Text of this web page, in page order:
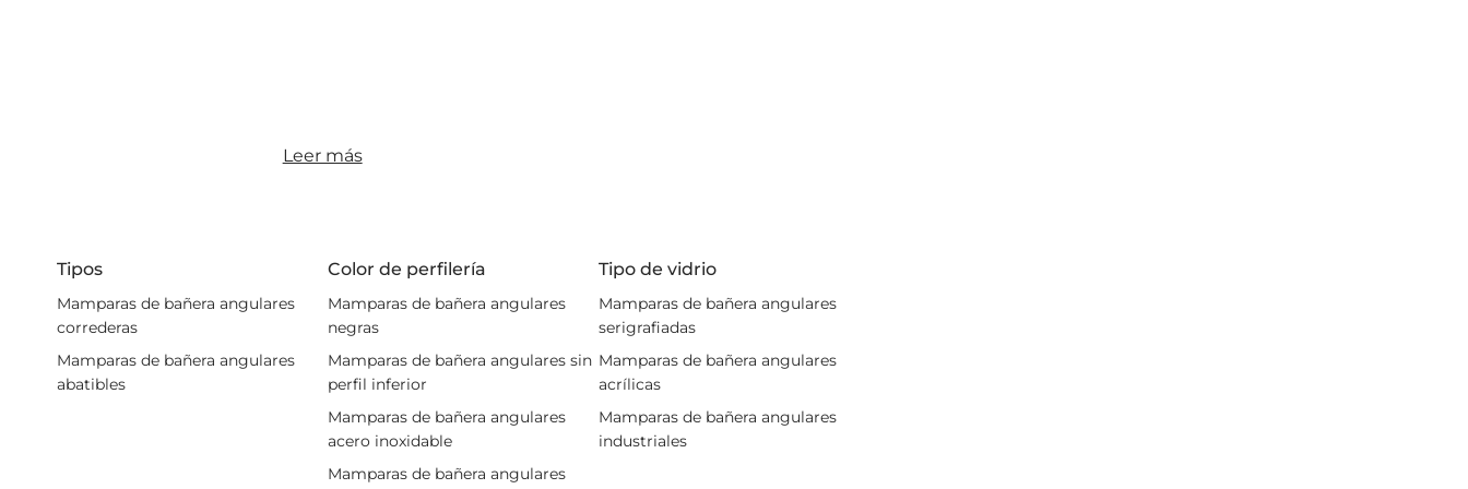
Leer más
Tipos
Mamparas de bañera angulares
correderas
Mamparas de bañera angulares
abatibles
Color de perfilería
Mamparas de bañera angulares
negras
Mamparas de bañera angulares sin
perfil inferior
Mamparas de bañera angulares
acero inoxidable
Mamparas de bañera angulares
Tipo de vidrio
Mamparas de bañera angulares
serigrafiadas
Mamparas de bañera angulares
acrílicas
Mamparas de bañera angulares
industriales